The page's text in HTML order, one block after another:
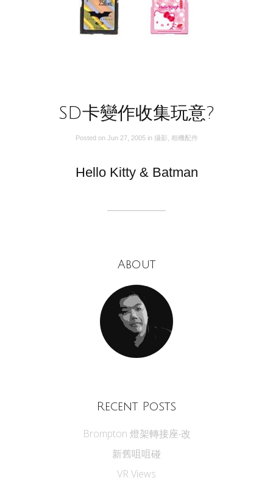
SD卡變作收集玩意?
Posted on Jun 27, 2005 in 攝影 相機配件
Hello Kitty & Batman
About
Recent Posts
Brompton 燈架轉接座‧改
新舊咀咀碰
VR Views